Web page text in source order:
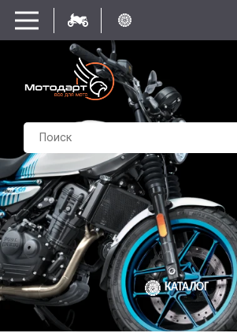
КАТАЛОГ